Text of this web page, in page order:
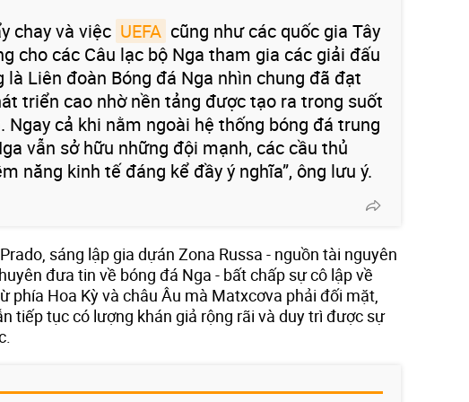
chay và việc UEFA cũng như các quốc gia Tây
cho các Câu lạc bộ Nga tham gia các giải đấu
là Liên đoàn Bóng đá Nga nhìn chung đã đạt
triển cao nhờ nền tảng được tạo ra trong suốt
Ngay cả khi nằm ngoài hệ thống bóng đá trung
vẫn sở hữu những đội mạnh, các cầu thủ
năng kinh tế đáng kể đầy ý nghĩa”, ông lưu ý.
sáng lập gia dựán Zona Russa - nguồn tài nguyên
đưa tin về bóng đá Nga - bất chấp sự cô lập về
phía Hoa Kỳ và châu Âu mà Matxcơva phải đối mặt,
tiếp tục có lượng khán giả rộng rãi và duy trì được sự